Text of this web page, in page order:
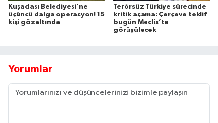
Kuşadası Belediyesi'ne
üçüncü dalga operasyon! 15
kişi gözaltında
Terörsüz Türkiye sürecinde
kritik aşama: Çerçeve teklif
bugün Meclis’te
görüşülecek
Yorumlar